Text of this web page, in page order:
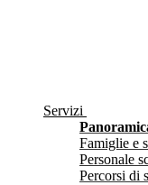
Servizi
Famiglie e
Personale
Percorsi di